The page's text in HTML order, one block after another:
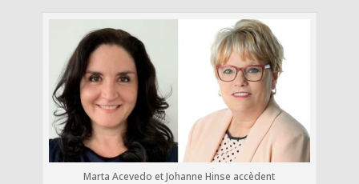
Marta Acevedo et Johanne Hinse accèdent